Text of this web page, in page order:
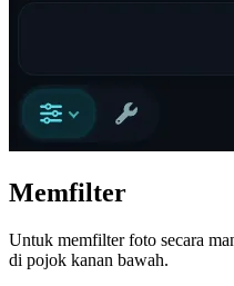
Memfilter
Untuk memfilter foto secara
di pojok kanan bawah.